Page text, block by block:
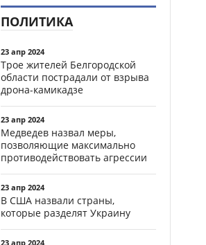
ПОЛИТИКА
23 апр 2024
Трое жителей Белгородской
области пострадали от взрыва
дрона-камикадзе
23 апр 2024
Медведев назвал меры,
позволяющие максимально
противодействовать агрессии
23 апр 2024
В США назвали страны,
которые разделят Украину
23 апр 2024